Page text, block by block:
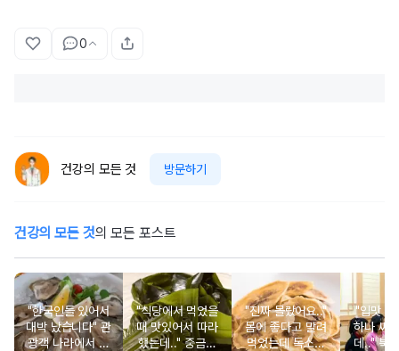
0
건강의 모든 것 방문하기
건강의 모든 것의 모든 포스트
"한국인들 있어서
대박 났습니다" 관
광객 나라에서 남
"식당에서 먹었을
때 맛있어서 따라
했는데.." 중금속
"진짜 몰랐어요.."
몸에 좋다고 말려
먹었는데 독소를
"입맛 없
하나 싸
데.." 북